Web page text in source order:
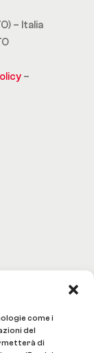
come i
del
di
– Italia
–